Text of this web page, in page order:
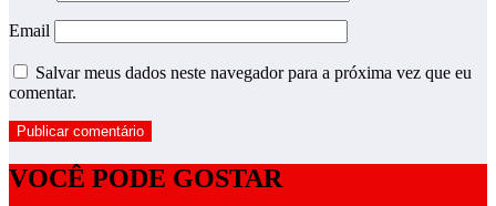
Email
Salvar meus dados neste navegador para a próxima vez que eu
comentar.
VOCÊ PODE GOSTAR